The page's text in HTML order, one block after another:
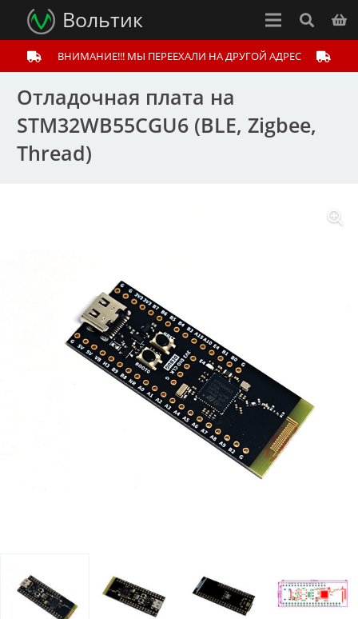
Вольтик
ВНИМАНИЕ!!! МЫ ПЕРЕЕХАЛИ НА ДРУГОЙ АДРЕС
Отладочная плата на
STM32WB55CGU6 (BLE, Zigbee,
Thread)